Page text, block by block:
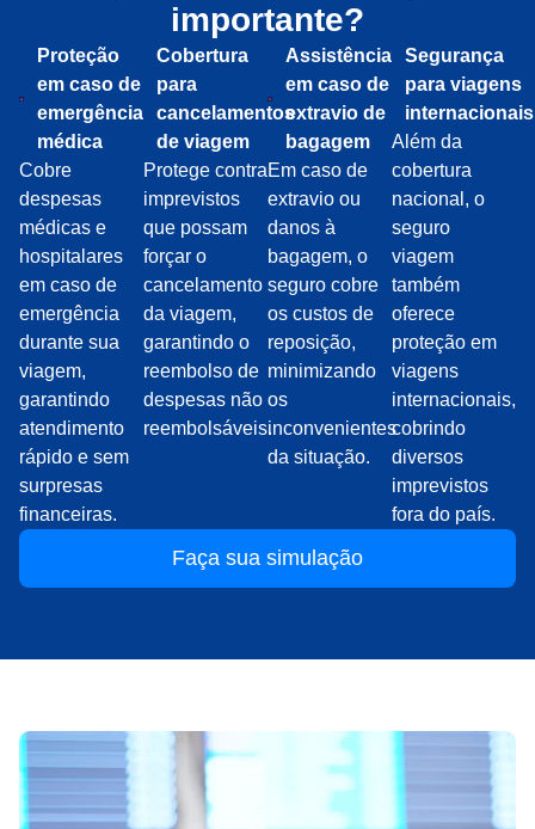
importante?
Proteção
em caso de
emergência
médica
Cobre
despesas
médicas e
hospitalares
em caso de
emergência
durante sua
viagem,
garantindo
atendimento
rápido e sem
surpresas
financeiras.
Cobertura
para
cancelamentos
de viagem
Protege contra
imprevistos
que possam
forçar o
cancelamento
da viagem,
garantindo o
reembolso de
despesas não
reembolsáveis.
Assistência
em caso de
extravio de
bagagem
Em caso de
extravio ou
danos à
bagagem, o
seguro cobre
os custos de
reposição,
minimizando
os
inconvenientes
da situação.
Segurança
para viagens
internacionais
Além da
cobertura
nacional, o
seguro
viagem
também
oferece
proteção em
viagens
internacionais,
cobrindo
diversos
imprevistos
fora do país.
Faça sua simulação